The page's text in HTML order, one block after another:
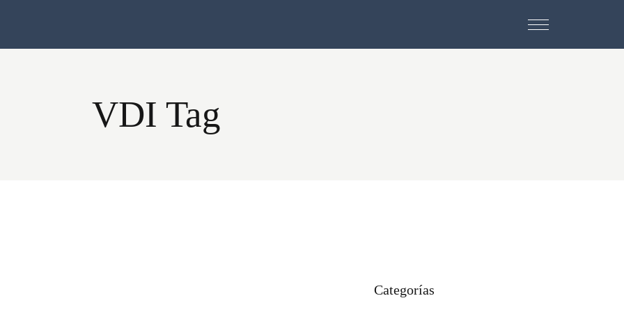
VDI Tag
Categorías